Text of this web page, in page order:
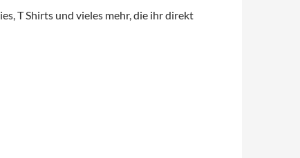
T Shirts und vieles mehr, die ihr direkt